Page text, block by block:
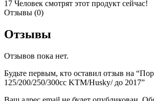
17 Человек смотрят этот продукт сейчас!
Отзывы (0)
Отзывы
Отзывов пока нет.
Будьте первым, кто оставил отзыв на
125/200/250/300сс KTM/Husky/ до 2017”